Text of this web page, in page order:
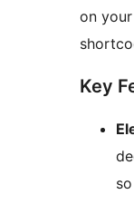
on
Key